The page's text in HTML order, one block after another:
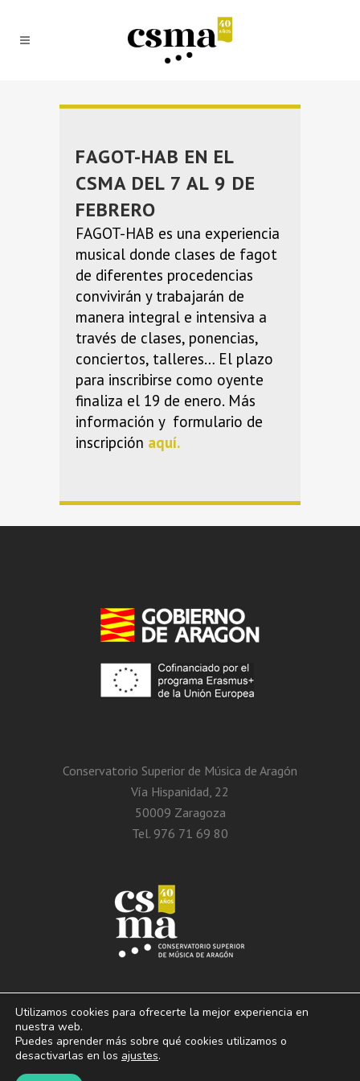
FAGOT-HAB EN EL
CSMA DEL 7 AL 9 DE
FEBRERO
FAGOT-HAB es una experiencia
musical donde clases de fagot
de diferentes procedencias
convivirán y trabajarán de
manera integral e intensiva a
través de clases, ponencias,
conciertos, talleres… El plazo
para inscribirse como oyente
finaliza el 19 de enero. Más
información y formulario de
inscripción aquí.
Conservatorio Superior de Música de Aragón
Vía Hispanidad, 22
50009 Zaragoza
Tel. 976 71 69 80
© 2013 – 2026. Conservatorio Superior de Música de Aragón. Vía Hispanidad, n.º
Utilizamos cookies para ofrecerte la mejor experiencia en
nuestra web.
Puedes aprender más sobre qué cookies utilizamos o
desactivarlas en los ajustes.